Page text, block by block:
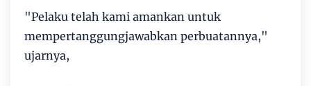
"Pelaku telah kami amankan untuk
mempertanggungjawabkan perbuatannya,"
ujarnya,